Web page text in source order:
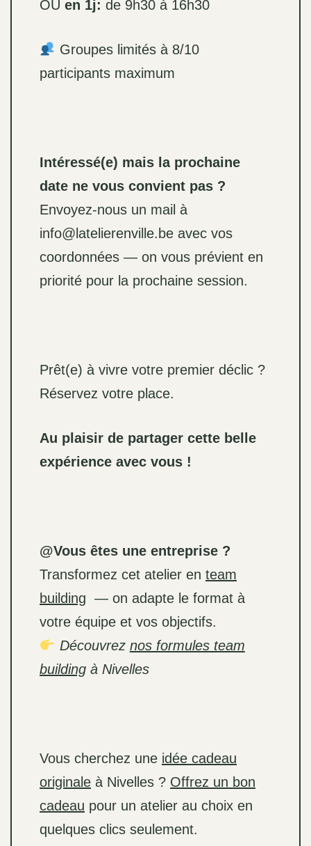
OU en 1j: de 9h30 à 16h30
Groupes limités à 8/10
participants maximum
Intéressé(e) mais la prochaine
date ne vous convient pas ?
Envoyez-nous un mail à
info@latelierenville.be avec vos
coordonnées — on vous prévient en
priorité pour la prochaine session.
Prêt(e) à vivre votre premier déclic ?
Réservez votre place.
Au plaisir de partager cette belle
expérience avec vous !
@Vous êtes une entreprise ?
Transformez cet atelier en team
building — on adapte le format à
votre équipe et vos objectifs.
Découvrez nos formules team
building à Nivelles
Vous cherchez une idée cadeau
originale à Nivelles ? Offrez un bon
cadeau pour un atelier au choix en
quelques clics seulement.